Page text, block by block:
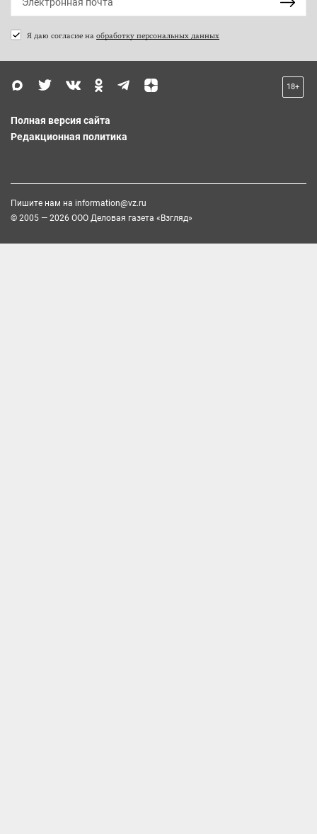
Я даю согласие на обработку персональных данных
18+
Полная версия сайта
Редакционная политика
Пишите нам на information@vz.ru
© 2005 — 2026 ООО Деловая газета «Взгляд»